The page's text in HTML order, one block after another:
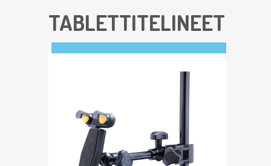
TABLETTITELINEET